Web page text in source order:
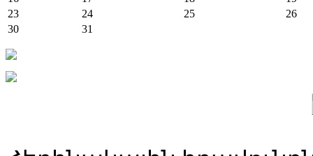
23
24 25
26
30
31